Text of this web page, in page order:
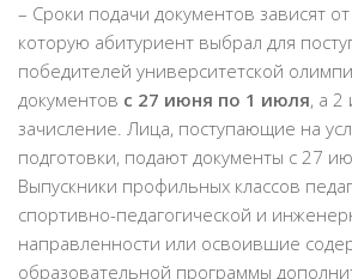
– Сроки подачи документов зависят
которую абитуриент выбрал для
победителей университетской
документов с 27 июня по 1 июля, а 2
зачисление. Лица, поступающие на
подготовки, подают документы с 27
Выпускники профильных классов
спортивно-педагогической и
направленности или освоившие
образовательной программы